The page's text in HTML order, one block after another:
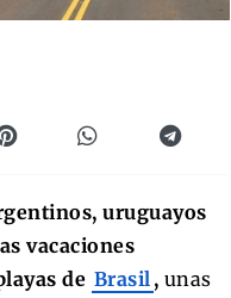
uruguayos
vacaciones
de Brasil , unas